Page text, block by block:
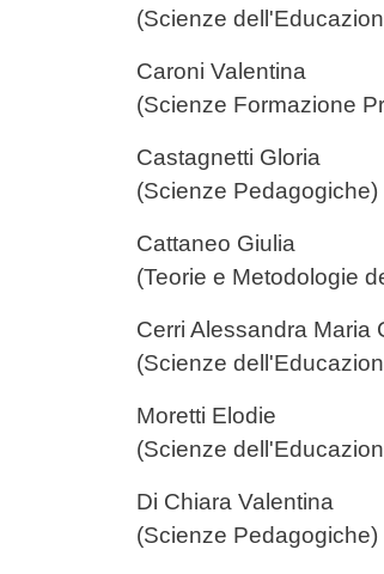
(Scienze
Caroni
(Scienze Formazione
(Scienze Pedagogiche)
(Teorie e Metodologie
Cerri
(Scienze
Moretti
(Scienze
Di Chiara
(Scienze Pedagogiche)